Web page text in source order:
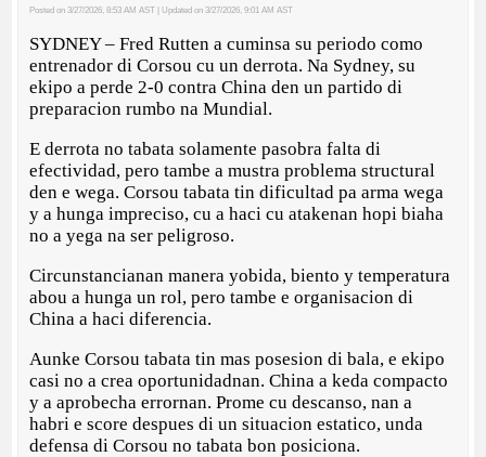
Posted on 3/27/2026, 8:53 AM AST | Updated on 3/27/2026, 9:01 AM AST
SYDNEY – Fred Rutten a cuminsa su periodo como
entrenador di Corsou cu un derrota. Na Sydney, su
ekipo a perde 2-0 contra China den un partido di
preparacion rumbo na Mundial.
E derrota no tabata solamente pasobra falta di
efectividad, pero tambe a mustra problema structural
den e wega. Corsou tabata tin dificultad pa arma wega
y a hunga impreciso, cu a haci cu atakenan hopi biaha
no a yega na ser peligroso.
Circunstancianan manera yobida, biento y temperatura
abou a hunga un rol, pero tambe e organisacion di
China a haci diferencia.
Aunke Corsou tabata tin mas posesion di bala, e ekipo
casi no a crea oportunidadnan. China a keda compacto
y a aprobecha errornan. Prome cu descanso, nan a
habri e score despues di un situacion estatico, unda
defensa di Corsou no tabata bon posiciona.